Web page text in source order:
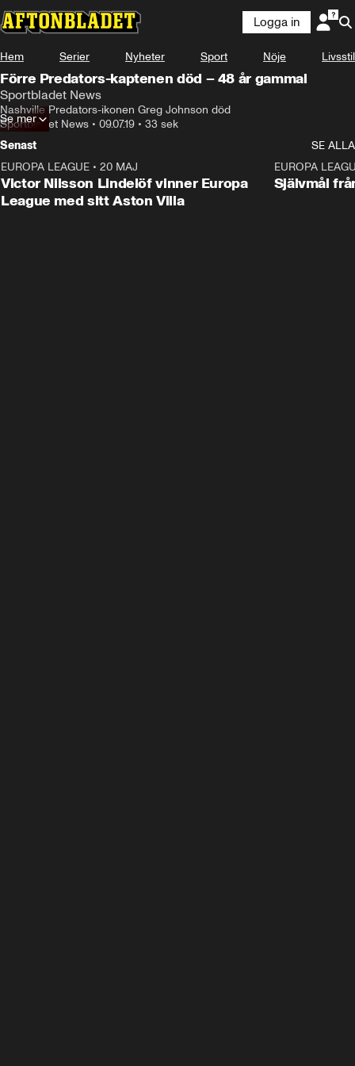
Logga in
Hem Serier Nyheter Sport Nöje Livsstil
Förre Predators-kaptenen död – 48 år gammal
Sportbladet News
Nashville Predators-ikonen Greg Johnson död
Sportbladet News • 09.07.19 • 33 sek
Se mer
Senast
SE ALLA
EUROPA LEAGUE • 20 MAJ
Victor Nilsson Lindelöf vinner Europa
League med sitt Aston Villa
EUROPA
Självmål